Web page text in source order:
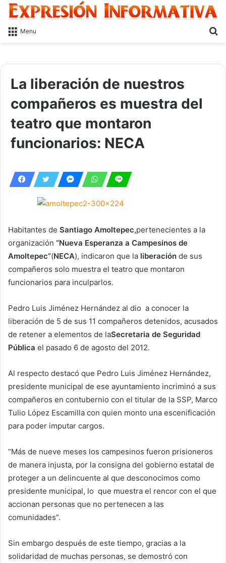
Menu
La liberación de nuestros
compañeros es muestra del
teatro que montaron
funcionarios: NECA
Habitantes de Santiago Amoltepec,pertenecientes a la
organización “Nueva Esperanza a Campesinos de
Amoltepec”(NECA), indicaron que la liberación de sus
compañeros solo muestra el teatro que montaron
funcionarios para inculparlos.
Pedro Luis Jiménez Hernández al dio a conocer la
liberación de 5 de sus 11 compañeros detenidos, acusados
de retener a elementos de laSecretaria de Seguridad
Pública el pasado 6 de agosto del 2012.
Al respecto destacó que Pedro Luis Jiménez Hernández,
presidente municipal de ese ayuntamiento incriminó a sus
compañeros en contubernio con el titular de la SSP, Marco
Tulio López Escamilla con quien monto una escenificación
para poder imputar cargos.
“Más de nueve meses los campesinos fueron prisioneros
de manera injusta, por la consigna del gobierno estatal de
proteger a un delincuente al que desconocimos como
presidente municipal, lo que muestra el rencor con el que
accionan personas que no pertenecen a las
comunidades”.
Sin embargo después de este tiempo, gracias a la
solidaridad de muchas personas, se demostró con